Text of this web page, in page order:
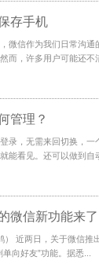
存手机
微信作为我们日常沟
而，许多用户可能还不
管理？
录，无需来回切换，
能看见。还可以做到自
微信新功能来了
） 近两日，关于微信推
向好友”功能。据悉...